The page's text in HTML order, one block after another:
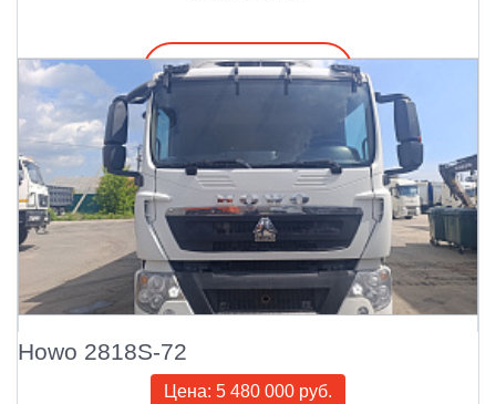
Подробнее
Howo 2818S-72
Цена: 5 480 000 руб.